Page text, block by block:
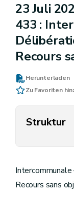
23 Juli
433 :
Recours
Herunterladen
Zu Favoriten
Struktur
Recours sans